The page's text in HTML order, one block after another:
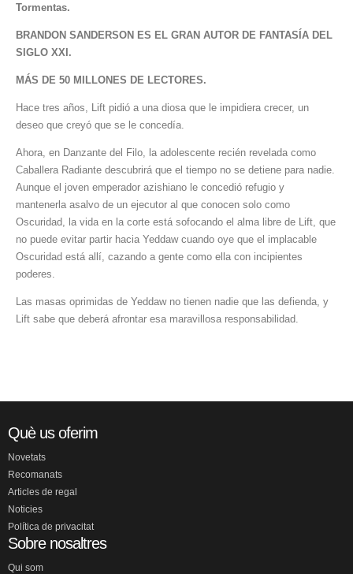
Tormentas.
BRANDON SANDERSON ES EL GRAN AUTOR DE FANTASÍA DEL
SIGLO XXI.
MÁS DE 50 MILLONES DE LECTORES.
Hace tres años, Lift pidió a una diosa que le impidiera crecer, un
deseo que creyó que se le concedía.
Ahora, en Danzante del Filo, la adolescente recién revelada como
Caballera Radiante descubrirá que el tiempo no se detiene para nadie.
Aunque el joven emperador azishiano le concedió refugio y
mantenerla asalvo de un ejecutor al que conocen solo como
Oscuridad, la vida en la corte está sofocando el alma libre de Lift, que
no puede evitar partir hacia Yeddaw cuando oye que el implacable
Oscuridad está allí, cazando a gente como ella con incipientes
poderes.
Las masas oprimidas de Yeddaw no tienen nadie que las defienda, y
Lift sabe que deberá afrontar esa maravillosa responsabilidad.
Què us oferim
Novetats
Recomanats
Articles de regal
Noticies
Política de privacitat
Sobre nosaltres
Qui som